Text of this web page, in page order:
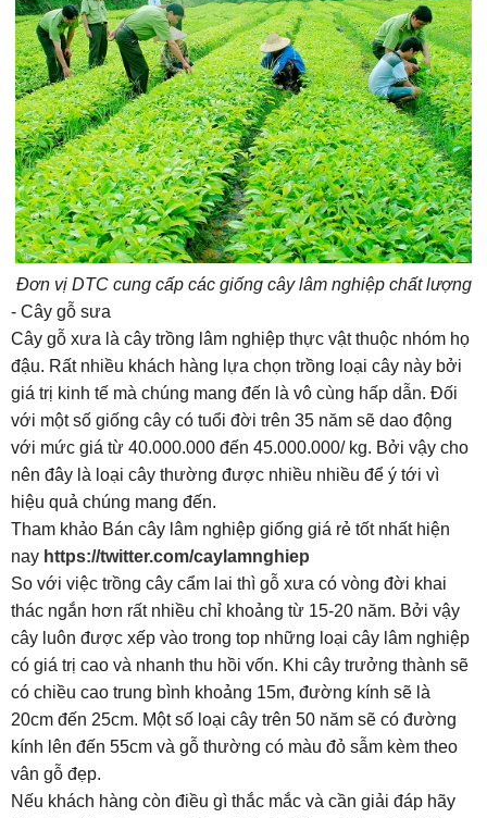
Đơn vị DTC cung cấp các giống cây lâm nghiệp chất lượng
- Cây gỗ sưa
Cây gỗ xưa là cây trồng lâm nghiệp thực vật thuộc nhóm họ
đậu. Rất nhiều khách hàng lựa chọn trồng loại cây này bởi
giá trị kinh tế mà chúng mang đến là vô cùng hấp dẫn. Đối
với một số giống cây có tuổi đời trên 35 năm sẽ dao động
với mức giá từ 40.000.000 đến 45.000.000/ kg. Bởi vậy cho
nên đây là loại cây thường được nhiều nhiều để ý tới vì
hiệu quả chúng mang đến.
Tham khảo Bán cây lâm nghiệp giống giá rẻ tốt nhất hiện
nay https://twitter.com/caylamnghiep
So với việc trồng cây cẩm lai thì gỗ xưa có vòng đời khai
thác ngắn hơn rất nhiều chỉ khoảng từ 15-20 năm. Bởi vậy
cây luôn được xếp vào trong top những loại cây lâm nghiệp
có giá trị cao và nhanh thu hồi vốn. Khi cây trưởng thành sẽ
có chiều cao trung bình khoảng 15m, đường kính sẽ là
20cm đến 25cm. Một số loại cây trên 50 năm sẽ có đường
kính lên đến 55cm và gỗ thường có màu đỏ sẫm kèm theo
vân gỗ đẹp.
Nếu khách hàng còn điều gì thắc mắc và cần giải đáp hãy